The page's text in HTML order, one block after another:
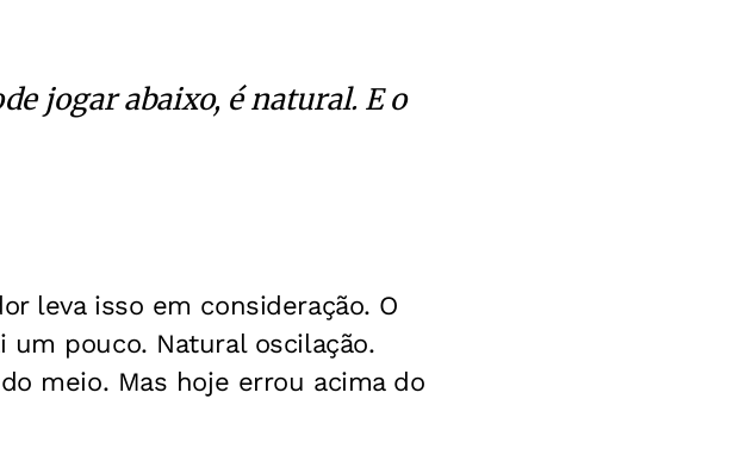
jogar abaixo, é natural. E o
leva isso em consideração. O
pouco. Natural oscilação.
meio. Mas hoje errou acima do